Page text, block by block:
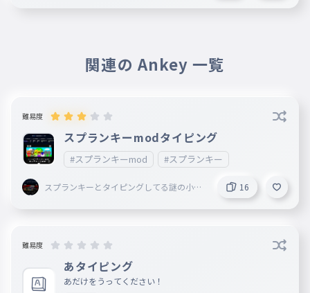
関連の Ankey 一覧
難易度
スプランキーmodタイピング
#スプランキーmod #スプランキー
スプランキーとタイピングしてる謎の小学
16
難易度
あタイピング
あだけをうってください！